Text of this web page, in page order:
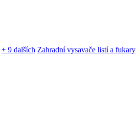
+ 9 dalších Zahradní vysavače listí a fukary